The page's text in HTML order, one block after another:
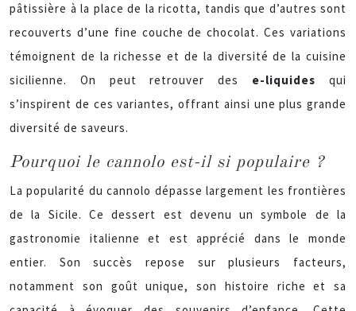
pâtissière à la place de la ricotta, tandis que d’autres sont
recouverts d’une fine couche de chocolat. Ces variations
témoignent de la richesse et de la diversité de la cuisine
sicilienne. On peut retrouver des e-liquidesqui
s’inspirent de ces variantes, offrant ainsi une plus grande
diversité de saveurs.
Pourquoi le cannolo est-il si populaire ?
La popularité du cannolo dépasse largement les frontières
de la Sicile. Ce dessert est devenu un symbole de la
gastronomie italienne et est apprécié dans le monde
entier. Son succès repose sur plusieurs facteurs,
notamment son goût unique, son histoire riche et sa